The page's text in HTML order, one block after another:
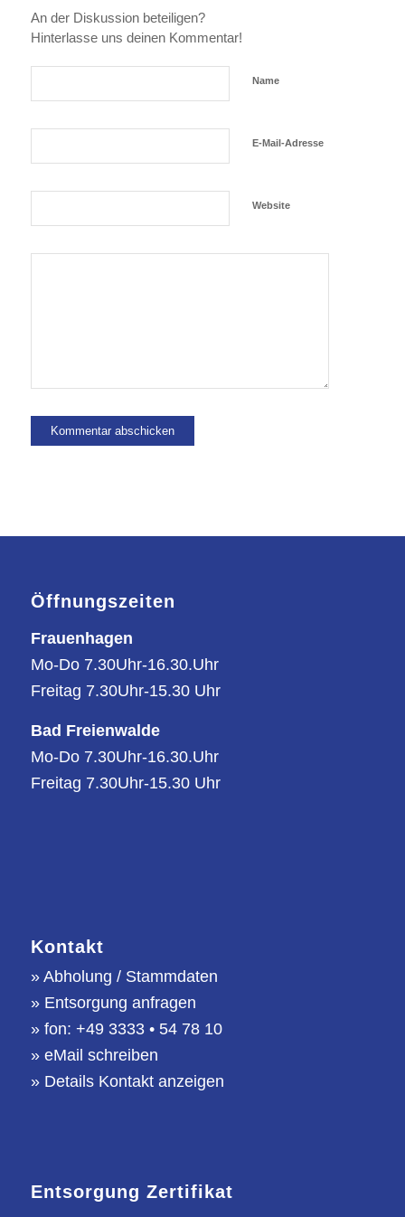
An der Diskussion beteiligen?
Hinterlasse uns deinen Kommentar!
Name
E-Mail-Adresse
Website
Öffnungszeiten
Frauenhagen
Mo-Do 7.30Uhr-16.30.Uhr
Freitag 7.30Uhr-15.30 Uhr
Bad Freienwalde
Mo-Do 7.30Uhr-16.30.Uhr
Freitag 7.30Uhr-15.30 Uhr
Kontakt
» Abholung / Stammdaten
» Entsorgung anfragen
» fon: +49 3333 • 54 78 10
» eMail schreiben
» Details Kontakt anzeigen
Entsorgung Zertifikat